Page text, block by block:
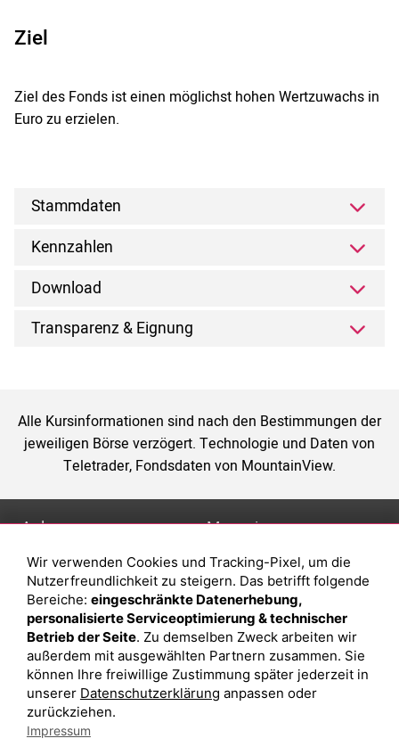
Ziel
Ziel des Fonds ist einen möglichst hohen Wertzuwachs in
Euro zu erzielen.
Stammdaten
Kennzahlen
Download
Transparenz & Eignung
Alle Kursinformationen sind nach den Bestimmungen der
jeweiligen Börse verzögert. Technologie und Daten von
Teletrader, Fondsdaten von MountainView.
Anlage
Depot eröffnen
Depot vergleichen
Junior Depot
Top-Seller-Fonds
Top-Fonds
Fonds-Suche
Magazin
Was sind sind ETFs?
Sparplan Vorteile
Was ist ein Fonds?
Wir verwenden Cookies und Tracking-Pixel, um die
Nutzerfreundlichkeit zu steigern. Das betrifft folgende
Bereiche: eingeschränkte Datenerhebung,
personalisierte Serviceoptimierung & technischer
Betrieb der Seite. Zu demselben Zweck arbeiten wir
außerdem mit ausgewählten Partnern zusammen. Sie
können Ihre freiwillige Zustimmung später jederzeit in
unserer Datenschutzerklärung anpassen oder
zurückziehen.
Impressum